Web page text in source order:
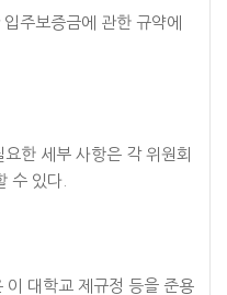
주보증금에 관한 규약에
한 세부 사항은 각 위원회
수 있다.
이 대학교 제규정 등을 준용